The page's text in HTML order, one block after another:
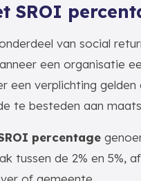
SROI
van social
een organisatie
een verplichting
te besteden aan
percentage
tussen de 2% en 5%,